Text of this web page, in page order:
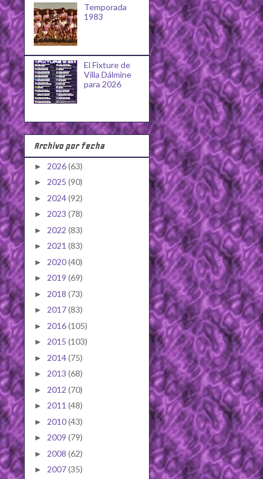
Temporada
1983
El Fixture de
Villa Dálmine
para 2026
Archivo por fecha
► 2026(63)
► 2025 (90)
► 2024(92)
► 2023 (78)
► 2022 (83)
► 2021 (83)
► 2020(40)
► 2019 (69)
► 2018 (73)
► 2017(83)
► 2016(105)
► 2015 (103)
► 2014(75)
► 2013 (68)
► 2012 (70)
► 2011 (48)
► 2010(43)
► 2009 (79)
► 2008 (62)
► 2007(35)